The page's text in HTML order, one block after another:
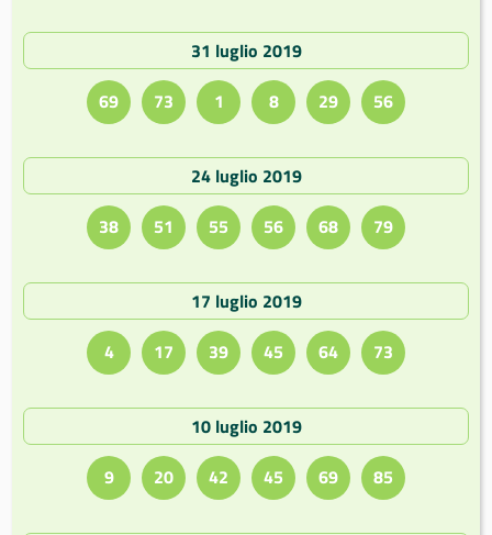
31 luglio 2019
69
73 1 8 29 56
24 luglio 2019
38
51 55 56 68 79
17 luglio 2019
4
17 39 45 64 73
10 luglio 2019
9
20 42 45 69 85